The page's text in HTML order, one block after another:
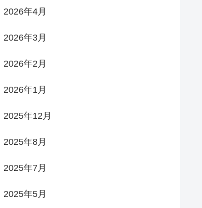
2026年4月
2026年3月
2026年2月
2026年1月
2025年12月
2025年8月
2025年7月
2025年5月